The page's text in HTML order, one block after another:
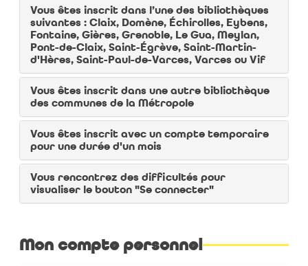
Vous êtes inscrit dans l’une des bibliothèques
suivantes : Claix, Domène, Échirolles, Eybens,
Fontaine, Gières, Grenoble, Le Gua, Meylan,
Pont-de-Claix, Saint-Égrève, Saint-Martin-
d'Hères, Saint-Paul-de-Varces, Varces ou Vif
Vous êtes inscrit dans une autre bibliothèque
des communes de la Métropole
Vous êtes inscrit avec un compte temporaire
pour une durée d'un mois
Vous rencontrez des difficultés pour
visualiser le bouton "Se connecter"
Mon compte personnel